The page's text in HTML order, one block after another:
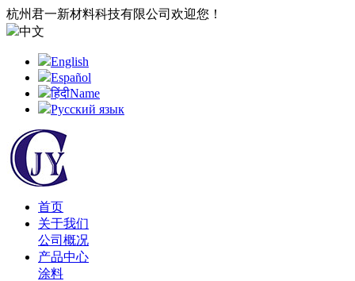
杭州君一新材料科技有限公司欢迎您！
中文
English
Español
हिंदीName
Русский язык
首页
关于我们
公司概况
产品中心
涂料